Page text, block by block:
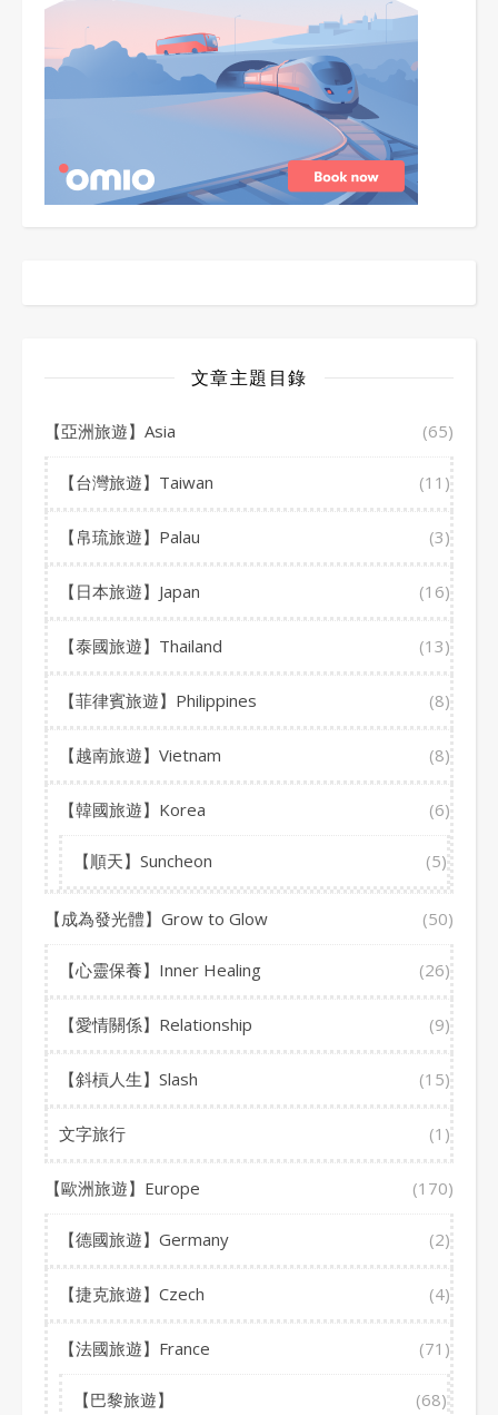
文章主題目錄
【亞洲旅遊】Asia (65)
【台灣旅遊】Taiwan (11)
【帛琉旅遊】Palau (3)
【日本旅遊】Japan (16)
【泰國旅遊】Thailand (13)
【菲律賓旅遊】Philippines (8)
【越南旅遊】Vietnam (8)
【韓國旅遊】Korea (6)
【順天】Suncheon (5)
【成為發光體】Grow to Glow (50)
【心靈保養】Inner Healing (26)
【愛情關係】Relationship (9)
【斜槓人生】Slash (15)
文字旅行 (1)
【歐洲旅遊】Europe (170)
【德國旅遊】Germany (2)
【捷克旅遊】Czech (4)
【法國旅遊】France (71)
【巴黎旅遊】 (68)